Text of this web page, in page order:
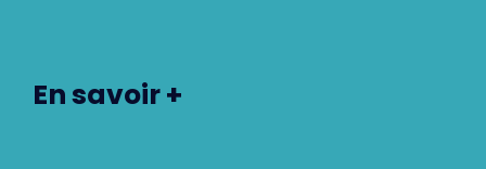
En savoir +